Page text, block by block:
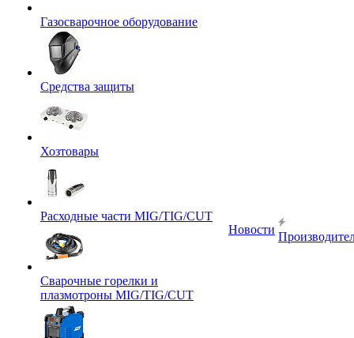
Газосварочное оборудование
Средства защиты
Хозтовары
Расходные части MIG/TIG/CUT
Сварочные горелки и
плазмотроны MIG/TIG/CUT
Новости